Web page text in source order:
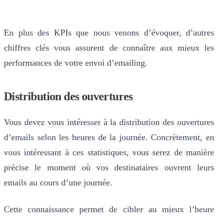
En plus des KPIs que nous venons d’évoquer, d’autres
chiffres clés vous assurent de connaître aux mieux les
performances de votre envoi d’emailing.
Distribution des ouvertures
Vous devez vous intéresser à la distribution des ouvertures
d’emails selon les heures de la journée. Concrètement, en
vous intéressant à ces statistiques, vous serez de manière
précise le moment où vos destinataires ouvrent leurs
emails au cours d’une journée.
Cette connaissance permet de cibler au mieux l’heure